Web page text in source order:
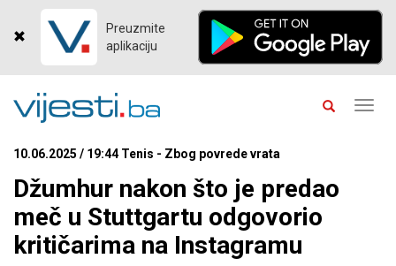
Preuzmite
aplikaciju
10.06.2025 / 19:44 Tenis - Zbog povrede vrata
Džumhur nakon što je predao
meč u Stuttgartu odgovorio
kritičarima na Instagramu